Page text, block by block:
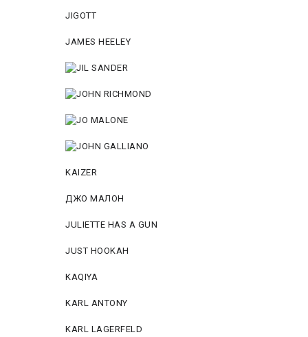
JIGOTT
JAMES HEELEY
KAIZER
ДЖО МАЛОН
JULIETTE HAS A GUN
JUST HOOKAH
KAQIYA
KARL ANTONY
KARL LAGERFELD